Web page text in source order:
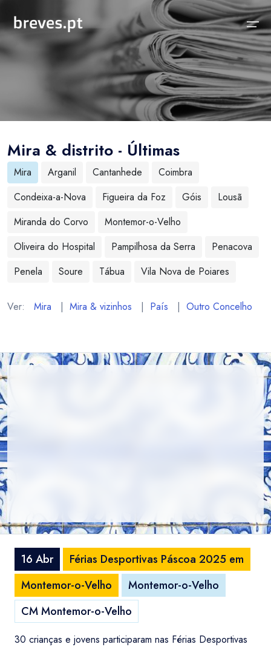
Notícias
Concelhos Vizinhos
Distrito
País
Temas
Sobre
Funcionalidades
As nossas Fontes
Perguntas Frequentes
Contactos
Mira & distrito - Últimas
Mira Arganil Cantanhede
Coimbra
Condeixa-a-Nova
Figueira da Foz Góis
Lousã
Miranda do Corvo
Montemor-o-Velho
Oliveira do Hospital
Pampilhosa da Serra
Penacova
Penela
Soure Tábua Vila Nova de Poiares
Ver: Mira | Mira & vizinhos | País | Outro Concelho
16 Abr
Férias Desportivas Páscoa 2025 em
Montemor-o-Velho
Montemor-o-Velho
CM Montemor-o-Velho
30 crianças e jovens participaram nas Férias Desportivas